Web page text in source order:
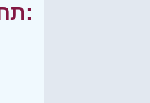
תחומי עניין: